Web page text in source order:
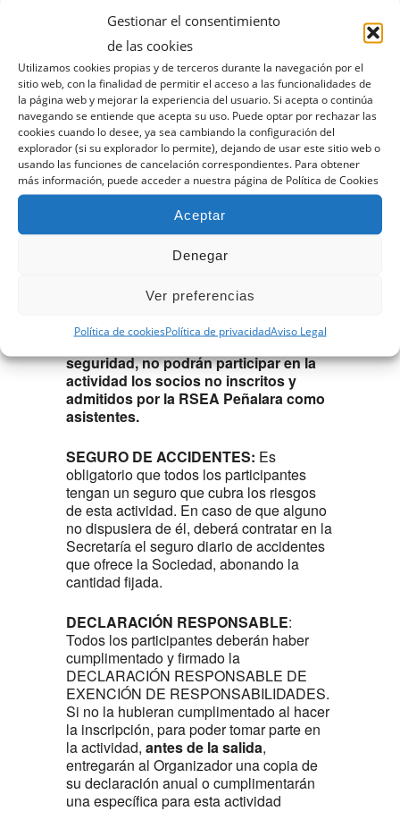
Gestionar el consentimiento
de las cookies
Utilizamos cookies propias y de terceros durante la navegación por el
sitio web, con la finalidad de permitir el acceso a las funcionalidades de
la página web y mejorar la experiencia del usuario. Si acepta o continúa
navegando se entiende que acepta su uso. Puede optar por rechazar las
cookies cuando lo desee, ya sea cambiando la configuración del
explorador (si su explorador lo permite), dejando de usar este sitio web o
usando las funciones de cancelación correspondientes. Para obtener
más información, puede acceder a nuestra página de Política de Cookies
Aceptar
Denegar
Ver preferencias
Política de cookiesPolítica de privacidadAviso Legal
Todos los participantes formarán un grupo
actividad, y se comprometen a seguir sus
instrucciones. Ante el incumplimiento de
algún participante, el Organizador podrá
excluirle del grupo y del apoyo de éste, y
posteriormente dar conocimiento del
hecho a la Sociedad Ningún participante
iniciará la actividad hasta que el
Organizador lo indique. Todos ellos
seguirán sus instrucciones y no realizarán
recorridos no previstos sin el permiso de
éste. Cualquier participante que observe
deberá comunicarla al Organizador.
Igualmente pondrá en su conocimiento el
mal estado de salud o problema físico de
algún miembro del grupo.
Por motivos de
seguridad, no podrán participar en la
actividad los socios no inscritos y
admitidos por la RSEA Peñalara como
asistentes.
SEGURO DE ACCIDENTES: Es
obligatorio que todos los participantes
tengan un seguro que cubra los riesgos
de esta actividad. En caso de que alguno
no dispusiera de él, deberá contratar en la
Secretaría el seguro diario de accidentes
que ofrece la Sociedad, abonando la
cantidad fijada.
DECLARACIÓN RESPONSABLE:
Todos los participantes deberán haber
cumplimentado y firmado la
DECLARACIÓN RESPONSABLE DE
EXENCIÓN DE RESPONSABILIDADES.
Si no la hubieran cumplimentado al hacer
la inscripción, para poder tomar parte en
la actividad, antes de la salida,
entregarán al Organizador una copia de
su declaración anual o cumplimentarán
una específica para esta actividad